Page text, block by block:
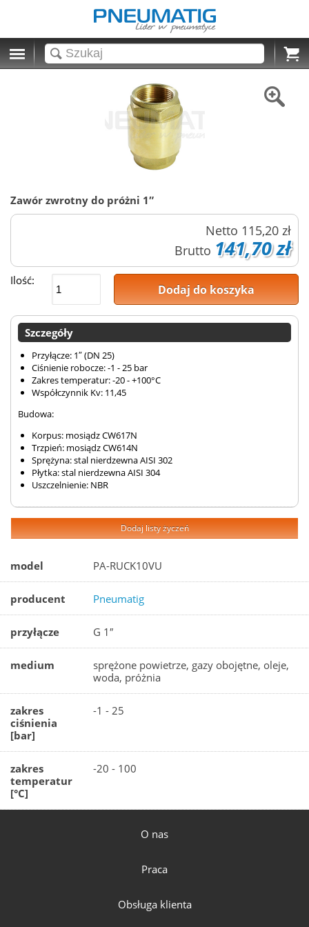
Cart
Zawór zwrotny do próżni 1″
Netto 115,20 zł
Brutto 141,70 zł
Ilość:
Dodaj do koszyka
Szczegóły
Przyłącze: 1″ (DN 25)
Ciśnienie robocze: -1 - 25 bar
Zakres temperatur: -20 - +100°C
Współczynnik Kv: 11,45
Budowa:
Korpus: mosiądz CW617N
Trzpień: mosiądz CW614N
Sprężyna: stal nierdzewna AISI 302
Płytka: stal nierdzewna AISI 304
Uszczelnienie: NBR
Dodaj listy życzeń
model PA-RUCK10VU
producent Pneumatig
przyłącze G 1″
medium
sprężone powietrze, gazy obojętne, oleje,
woda, próżnia
zakres
ciśnienia
[bar]
-1 - 25
zakres
temperatur
[°C]
-20 - 100
O nas
Praca
Obsługa klienta